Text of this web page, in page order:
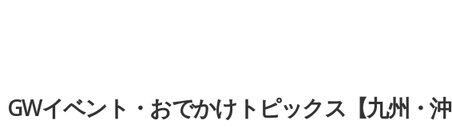
GWイベント・おでかけトピックス【九州・沖